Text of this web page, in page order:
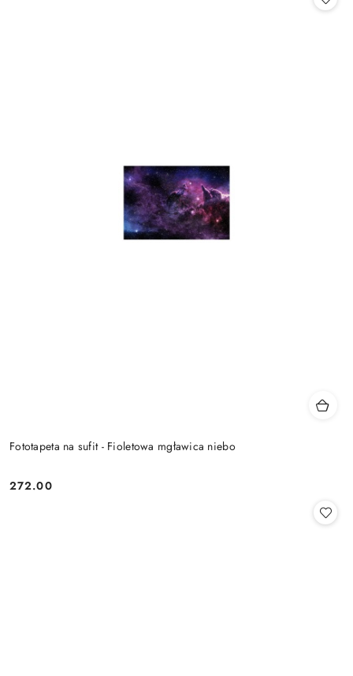
Fototapeta na sufit - Fioletowa mgławica niebo
Cena:
272.00